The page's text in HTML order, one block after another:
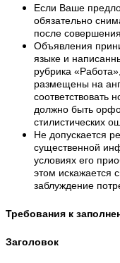
Если Ваше
обязательно
после
Объявления
языке и
рубрика
размещены на
соответствовать
должно быть
стилистических
Не допускается
существенной
условиях его
этом искажается
заблуждение
Требования к
Заголовок